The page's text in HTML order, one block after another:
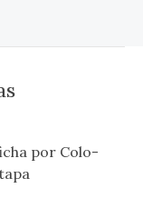
por Colo-